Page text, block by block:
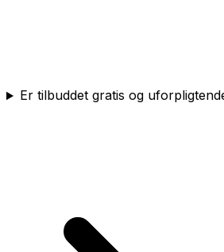
Er tilbuddet gratis og